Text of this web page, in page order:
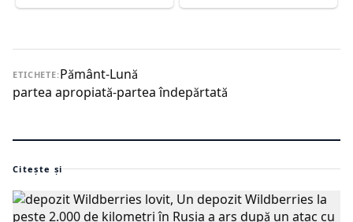
ETICHETE:Pământ-Lună
partea apropiată-partea îndepărtată
Citește și